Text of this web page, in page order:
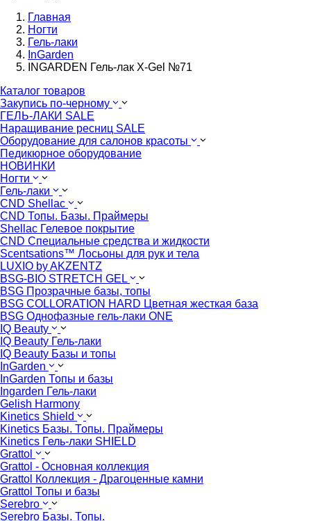
Главная
Ногти
Гель-лаки
InGarden
INGARDEN Гель-лак X-Gel №71
Каталог товаров
Закупись по-черному
ГЕЛЬ-ЛАКИ SALE
Наращивание ресниц SALE
Оборудование для салонов красоты
Педикюрное оборудование
НОВИНКИ
Ногти
Гель-лаки
CND Shellac
CND Топы. Базы. Праймеры
Shellac Гелевое покрытие
CND Специальные средства и жидкости
Scentsations™ Лосьоны для рук и тела
LUXIO by AKZENTZ
BSG-BIO STRETCH GEL
BSG Прозрачные базы, топы
BSG COLLORATION HARD Цветная жесткая база
BSG Однофазные гель-лаки ONE
IQ Beauty
IQ Beauty Гель-лаки
IQ Beauty Базы и топы
InGarden
InGarden Топы и базы
Ingarden Гель-лаки
Gelish Harmony
Kinetics Shield
Kinetics Базы. Топы. Праймеры
Kinetics Гель-лаки SHIELD
Grattol
Grattol - Oснoвнaя коллекция
Grattol Коллекция - Драгоценные камни
Grattol Топы и базы
Serebro
Serebro Базы. Топы.